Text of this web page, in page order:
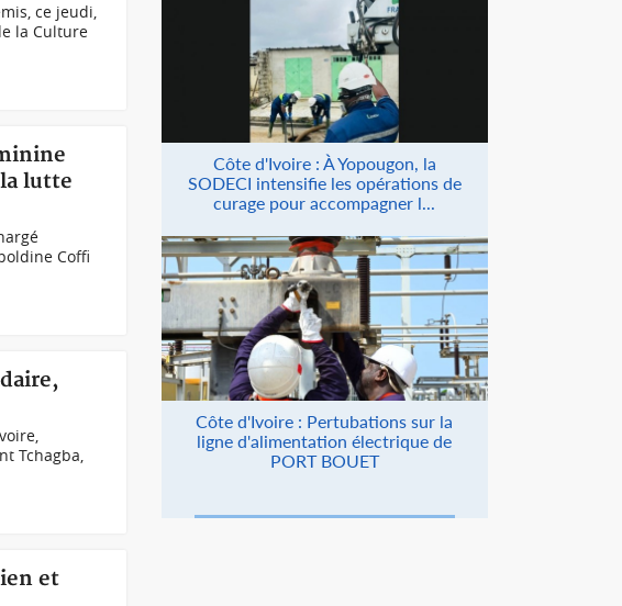
ce jeudi,
la Culture
lutte
Coffi
Tchagba,
et
Côte d'Ivoire : À Yopougon, la
SODECI intensifie les opérations de
curage pour accompagner l...
Côte d'Ivoire : Pertubations sur la
ligne d'alimentation électrique de
PORT BOUET